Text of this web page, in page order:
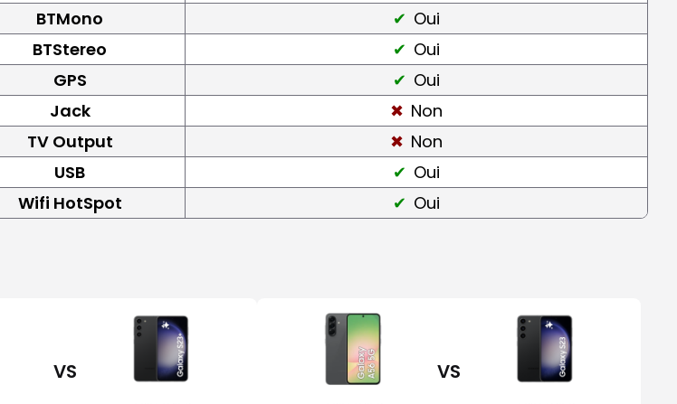
BTMono
Oui
BTStereo
Oui
GPS
Oui
Jack
Non
TV Output
Non
USB
Oui
Wifi HotSpot Oui
VS VS